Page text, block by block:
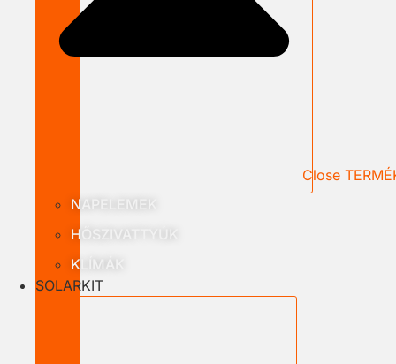
Close
NAPELEMEK
HŐSZIVATTYÚK
KLÍMÁK
SOLARKIT